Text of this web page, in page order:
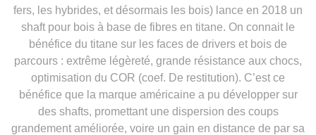
fers, les hybrides, et désormais les bois) lance en 2018 un
shaft pour bois à base de fibres en titane. On connait le
bénéfice du titane sur les faces de drivers et bois de
parcours : extrême légèreté, grande résistance aux chocs,
optimisation du COR (coef. De restitution). C’est ce
bénéfice que la marque américaine a pu développer sur
des shafts, promettant une dispersion des coups
grandement améliorée, voire un gain en distance de par sa